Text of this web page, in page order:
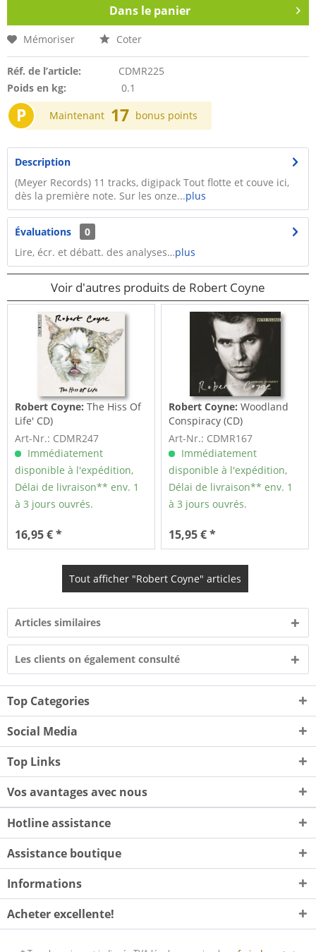
Dans le panier
Mémoriser Coter
Réf. de l’article:
CDMR225
Poids en kg:
0.1
P Maintenant 17 bonus points
Description
(Meyer Records) 11 tracks, digipack Tout flotte et couve ici,
dès la première note. Sur les onze...plus
Évaluations
0
Lire, écr. et débatt. des analyses…plus
Voir d'autres produits de Robert Coyne
Robert Coyne: The Hiss Of
Life' CD)
Art-Nr.: CDMR247
Immédiatement
disponible à l'expédition,
Délai de livraison** env. 1
à 3 jours ouvrés.
16,95 € *
Robert Coyne: Woodland
Conspiracy (CD)
Art-Nr.: CDMR167
Immédiatement
disponible à l'expédition,
Délai de livraison** env. 1
à 3 jours ouvrés.
15,95 € *
Tout afficher "Robert Coyne" articles
Articles similaires
Les clients on également consulté
Top Categories
Social Media
Top Links
Vos avantages avec nous
Hotline assistance
Assistance boutique
Informations
Acheter excellente!